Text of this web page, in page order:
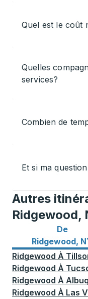
Quel est le coût
Quelles
services?
Combien de
Et si ma
Autres
Ridgewood,
De
Ridgewood,
Itinéraires de bus
Ridgewood À
Ridgewood À
Ridgewood À
Ridgewood À Las